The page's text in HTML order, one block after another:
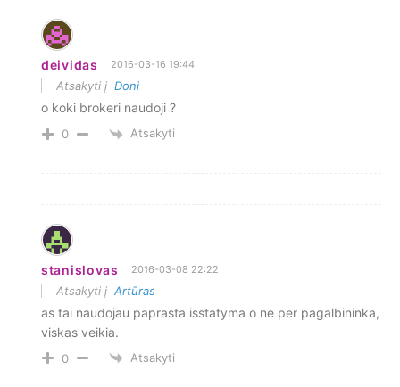
deividas 2016-03-16 19:44
Atsakyti į Doni
o koki brokeri naudoji ?
0 Atsakyti
stanislovas 2016-03-08 22:22
Atsakyti į Artūras
as tai naudojau paprasta isstatyma o ne per pagalbininka,
viskas veikia.
0 Atsakyti